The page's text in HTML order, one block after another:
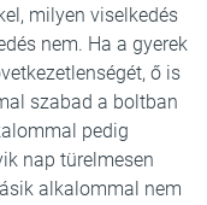
milyen viselkedés
nem. Ha a gyerek
ő is
szabad a boltban
pedig
nap türelmesen
alkalommal nem